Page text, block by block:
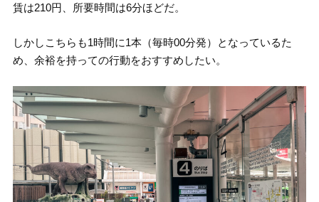
賃は210円、所要時間は6分ほどだ。
しかしこちらも1時間に1本（毎時00分発）となっているた
め、余裕を持っての行動をおすすめしたい。